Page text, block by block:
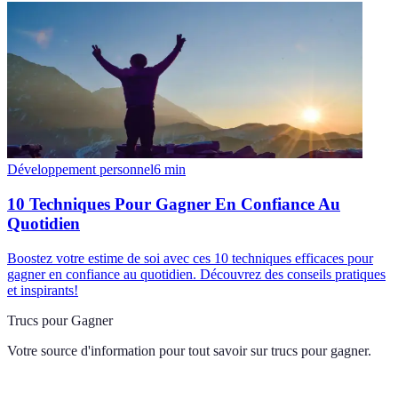
Développement personnel6 min
10 Techniques Pour Gagner En Confiance Au
Quotidien
Boostez votre estime de soi avec ces 10 techniques efficaces pour
gagner en confiance au quotidien. Découvrez des conseils pratiques
et inspirants!
Trucs pour Gagner
Votre source d'information pour tout savoir sur trucs pour gagner.